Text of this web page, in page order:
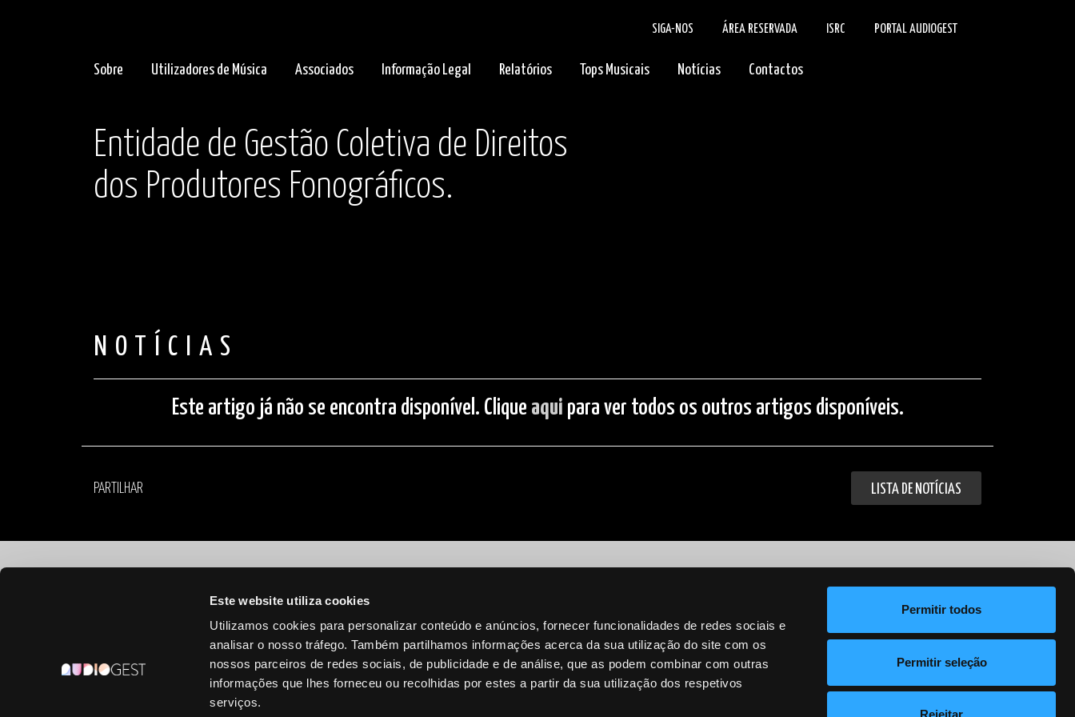
Este website utiliza cookies
Utilizamos cookies para personalizar conteúdo e anúncios, fornecer funcionalidades de redes sociais e
analisar o nosso tráfego. Também partilhamos informações acerca da sua utilização do site com os
nossos parceiros de redes sociais, de publicidade e de análise, que as podem combinar com outras
informações que lhes forneceu ou recolhidas por estes a partir da sua utilização dos respetivos
serviços.
Permitir todos
Permitir seleção
Rejeitar
SIGA-NOS ÁREA RESERVADA ISRC PORTAL AUDIOGEST
Sobre Utilizadores de Música Associados Informação Legal Relatórios Tops Musicais Notícias Contactos
Entidade de Gestão Coletiva de Direitos
dos Produtores Fonográficos.
NOTÍCIAS
Este artigo já não se encontra disponível. Clique aqui para ver todos os outros artigos disponíveis.
PARTILHAR LISTA DE NOTÍCIAS